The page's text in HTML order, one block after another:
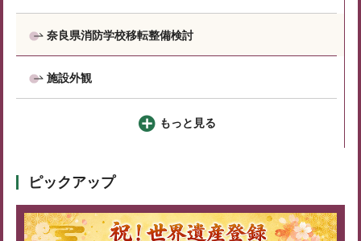
奈良県消防学校移転整備検討
施設外観
もっと見る
ピックアップ